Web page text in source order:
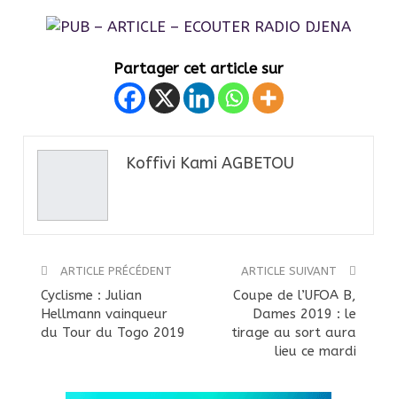
Partager cet article sur
Koffivi Kami AGBETOU
ARTICLE PRÉCÉDENT
Cyclisme : Julian
Hellmann vainqueur
du Tour du Togo 2019
ARTICLE SUIVANT
Coupe de l’UFOA B,
Dames 2019 : le
tirage au sort aura
lieu ce mardi